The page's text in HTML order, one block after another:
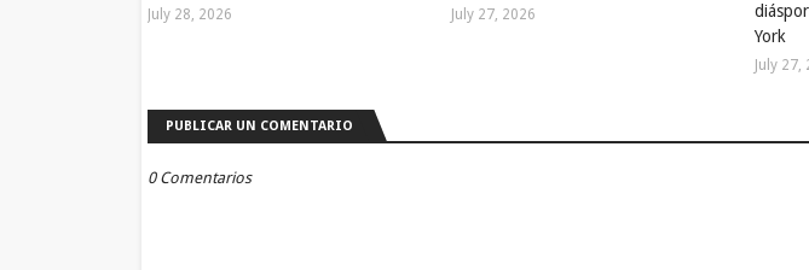
July 28, 2026 July 27, 2026
York
July 27,
PUBLICAR UN COMENTARIO
0 Comentarios